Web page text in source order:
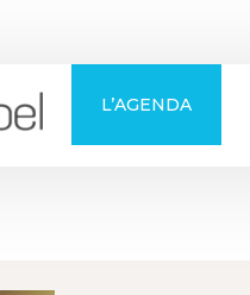
L’AGENDA